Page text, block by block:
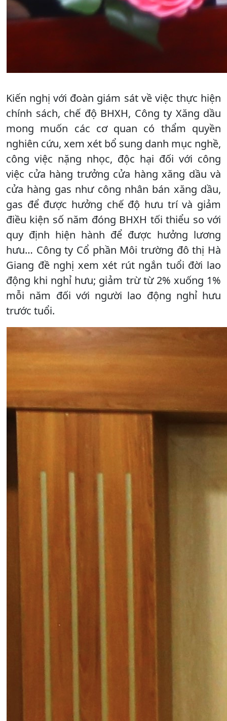
Kiến nghị với đoàn giám sát về việc thực hiện
chính sách, chế độ BHXH, Công ty Xăng dầu
mong muốn các cơ quan có thẩm quyền
nghiên cứu, xem xét bổ sung danh mục nghề,
công việc nặng nhọc, độc hại đối với công
việc cửa hàng trưởng cửa hàng xăng dầu và
cửa hàng gas như công nhân bán xăng dầu,
gas để được hưởng chế độ hưu trí và giảm
điều kiện số năm đóng BHXH tối thiểu so với
quy định hiện hành để được hưởng lương
hưu… Công ty Cổ phần Môi trường đô thị Hà
Giang đề nghị xem xét rút ngắn tuổi đời lao
động khi nghỉ hưu; giảm trừ từ 2% xuống 1%
mỗi năm đối với người lao động nghỉ hưu
trước tuổi.